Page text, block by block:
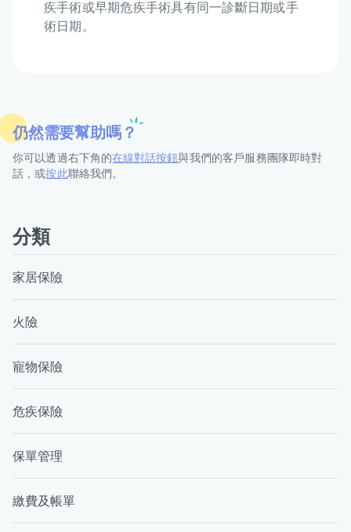
疾手術或早期危疾手術具有同一診斷日期或手
術日期。
仍然需要幫助嗎？
你可以透過右下角的在線對話按鈕與我們的客戶服務團隊即時對
話，或按此聯絡我們。
分類
家居保險
火險
寵物保險
危疾保險
保單管理
繳費及帳單